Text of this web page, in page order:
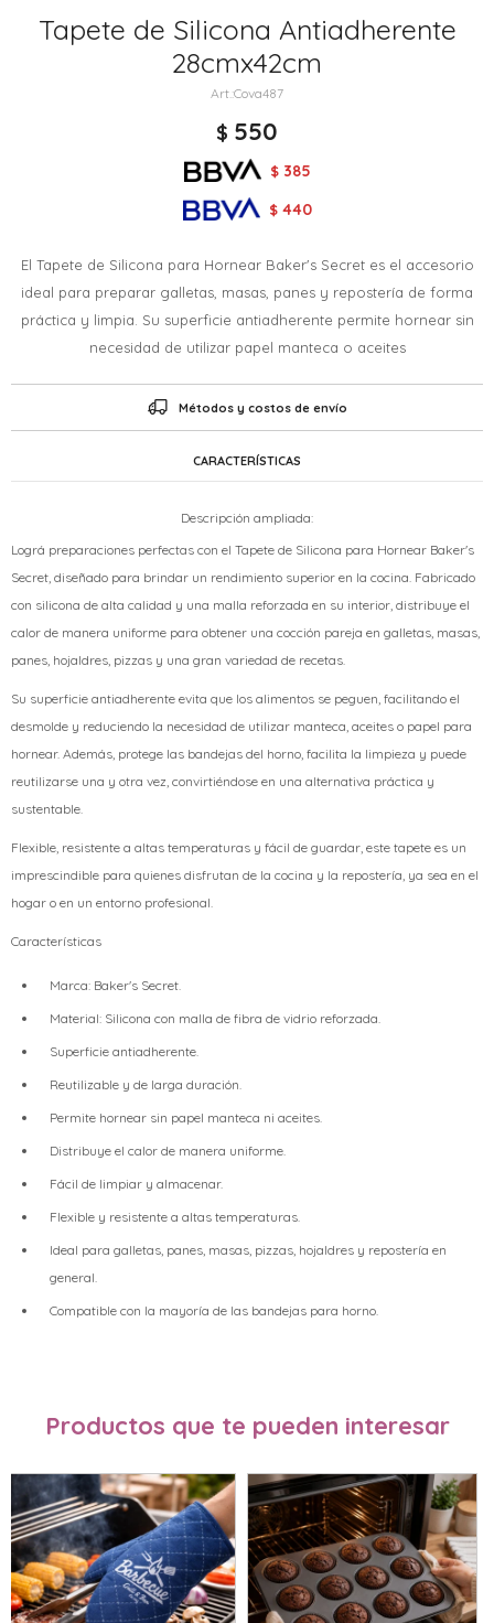
Tapete de Silicona Antiadherente
28cmx42cm
Cova487
$ 550
$ 385
$ 440
El Tapete de Silicona para Hornear Baker's Secret es el accesorio
ideal para preparar galletas, masas, panes y repostería de forma
práctica y limpia. Su superficie antiadherente permite hornear sin
necesidad de utilizar papel manteca o aceites
Métodos y costos de envío
CARACTERÍSTICAS
Descripción ampliada:
Lográ preparaciones perfectas con el Tapete de Silicona para Hornear Baker's
Secret, diseñado para brindar un rendimiento superior en la cocina. Fabricado
con silicona de alta calidad y una malla reforzada en su interior, distribuye el
calor de manera uniforme para obtener una cocción pareja en galletas, masas,
panes, hojaldres, pizzas y una gran variedad de recetas.
Su superficie antiadherente evita que los alimentos se peguen, facilitando el
desmolde y reduciendo la necesidad de utilizar manteca, aceites o papel para
hornear. Además, protege las bandejas del horno, facilita la limpieza y puede
reutilizarse una y otra vez, convirtiéndose en una alternativa práctica y
sustentable.
Flexible, resistente a altas temperaturas y fácil de guardar, este tapete es un
imprescindible para quienes disfrutan de la cocina y la repostería, ya sea en el
hogar o en un entorno profesional.
Características
Marca: Baker's Secret.
Material: Silicona con malla de fibra de vidrio reforzada.
Superficie antiadherente.
Reutilizable y de larga duración.
Permite hornear sin papel manteca ni aceites.
Distribuye el calor de manera uniforme.
Fácil de limpiar y almacenar.
Flexible y resistente a altas temperaturas.
Ideal para galletas, panes, masas, pizzas, hojaldres y repostería en
general.
Compatible con la mayoría de las bandejas para horno.
Productos que te pueden interesar